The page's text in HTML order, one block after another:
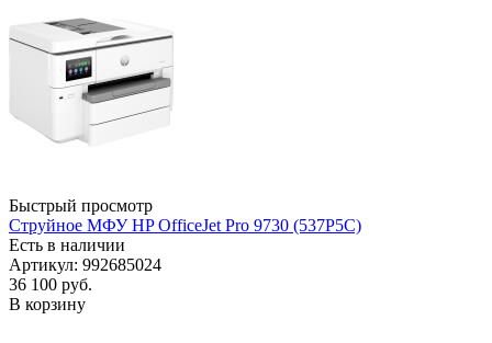
Быстрый просмотр
Струйное МФУ HP OfficeJet Pro 9730 (537P5C)
Есть в наличии
Артикул: 992685024
36 100 руб.
В корзину